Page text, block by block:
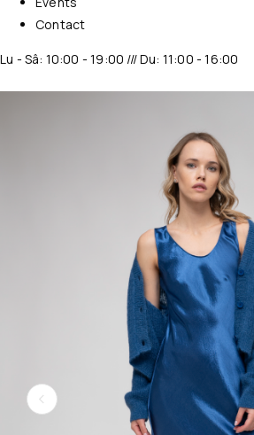
Contact
Lu - Sâ: 10:00 - 19:00 /// Du: 11:00 - 16:00